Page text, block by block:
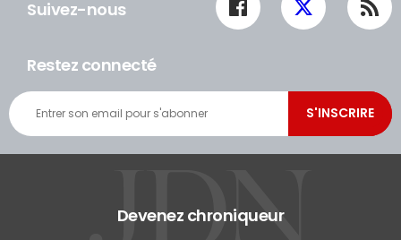
Suivez-nous
Restez connecté
Devenez chroniqueur